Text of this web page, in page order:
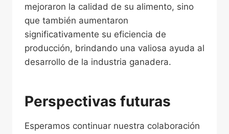
mejoraron la calidad de su alimento, sino
que también aumentaron
significativamente su eficiencia de
producción, brindando una valiosa ayuda al
desarrollo de la industria ganadera.
Perspectivas futuras
Esperamos continuar nuestra colaboración